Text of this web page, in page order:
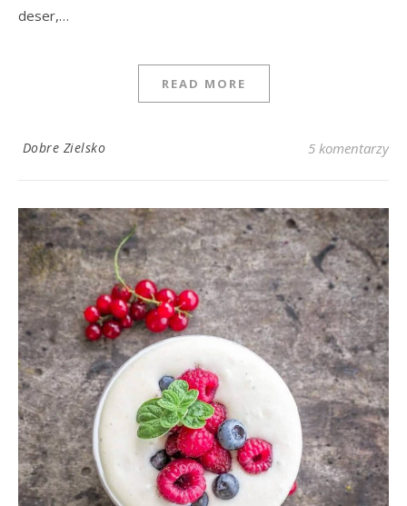
deser,…
READ MORE
Dobre Zielsko 5 komentarzy